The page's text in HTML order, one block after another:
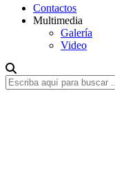
Contactos
Multimedia
Galería
Video